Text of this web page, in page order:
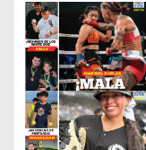
ó
n
d
e